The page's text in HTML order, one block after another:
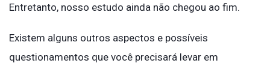
Entretanto, nosso estudo ainda não chegou ao fim.
Existem alguns outros aspectos e possíveis
questionamentos que você precisará levar em